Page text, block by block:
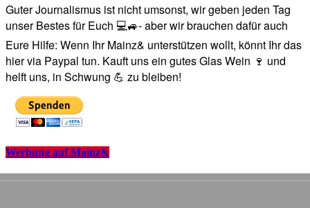
Guter Journalismus ist nicht umsonst, wir geben jeden Tag
unser Bestes für Euch 💻🚙- aber wir brauchen dafür auch
Eure Hilfe: Wenn Ihr Mainz& unterstützen wollt, könnt Ihr das
hier via Paypal tun. Kauft uns ein gutes Glas Wein 🍷 und
helft uns, in Schwung 💪 zu bleiben!
Werbung auf Mainz&